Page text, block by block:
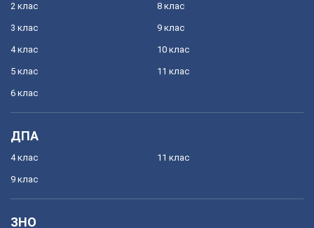
2 клас
3 клас
4 клас
5 клас
6 клас
8 клас
9 клас
10 клас
11 клас
ДПА
4 клас
9 клас
11 клас
ЗНО